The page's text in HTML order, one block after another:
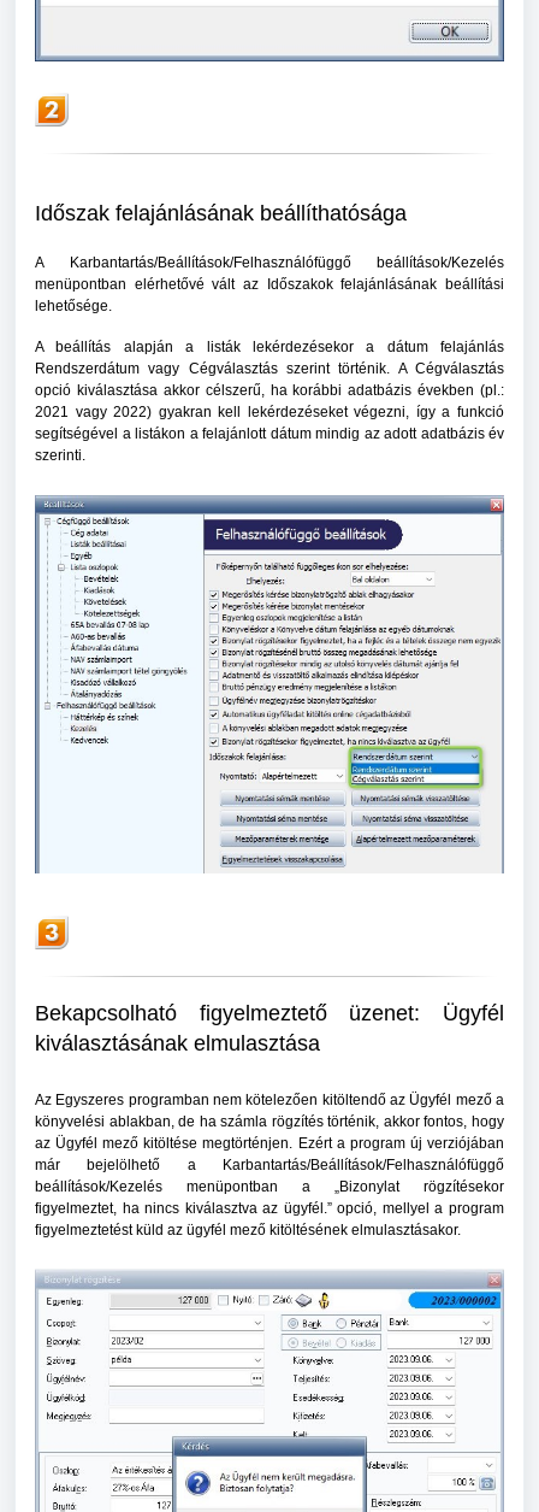
Időszak felajánlásának beállíthatósága
A Karbantartás/Beállítások/Felhasználófüggő beállítások/Kezelés
menüpontban elérhetővé vált az Időszakok felajánlásának beállítási
lehetősége.
A beállítás alapján a listák lekérdezésekor a dátum felajánlás
Rendszerdátum vagy Cégválasztás szerint történik. A Cégválasztás
opció kiválasztása akkor célszerű, ha korábbi adatbázis években (pl.:
2021 vagy 2022) gyakran kell lekérdezéseket végezni, így a funkció
segítségével a listákon a felajánlott dátum mindig az adott adatbázis év
szerinti.
Bekapcsolható figyelmeztető üzenet: Ügyfél
kiválasztásának elmulasztása
Az Egyszeres programban nem kötelezően kitöltendő az Ügyfél mező a
könyvelési ablakban, de ha számla rögzítés történik, akkor fontos, hogy
az Ügyfél mező kitöltése megtörténjen. Ezért a program új verziójában
már bejelölhető a Karbantartás/Beállítások/Felhasználófüggő
beállítások/Kezelés menüpontban a „Bizonylat rögzítésekor
figyelmeztet, ha nincs kiválasztva az ügyfél.” opció, mellyel a program
figyelmeztetést küld az ügyfél mező kitöltésének elmulasztásakor.